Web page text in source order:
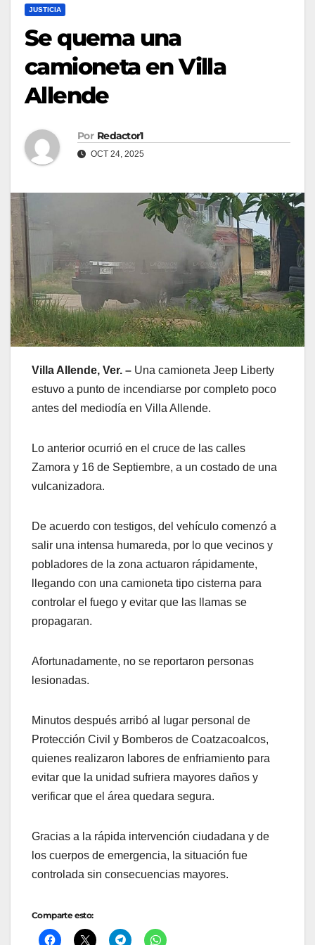
JUSTICIA
Se quema una
camioneta en Villa
Allende
Por Redactor1
OCT 24, 2025
Villa Allende, Ver. – Una camioneta Jeep Liberty
estuvo a punto de incendiarse por completo poco
antes del mediodía en Villa Allende.
Lo anterior ocurrió en el cruce de las calles
Zamora y 16 de Septiembre, a un costado de una
vulcanizadora.
De acuerdo con testigos, del vehículo comenzó a
salir una intensa humareda, por lo que vecinos y
pobladores de la zona actuaron rápidamente,
llegando con una camioneta tipo cisterna para
controlar el fuego y evitar que las llamas se
propagaran.
Afortunadamente, no se reportaron personas
lesionadas.
Minutos después arribó al lugar personal de
Protección Civil y Bomberos de Coatzacoalcos,
quienes realizaron labores de enfriamiento para
evitar que la unidad sufriera mayores daños y
verificar que el área quedara segura.
Gracias a la rápida intervención ciudadana y de
los cuerpos de emergencia, la situación fue
controlada sin consecuencias mayores.
Comparte esto: